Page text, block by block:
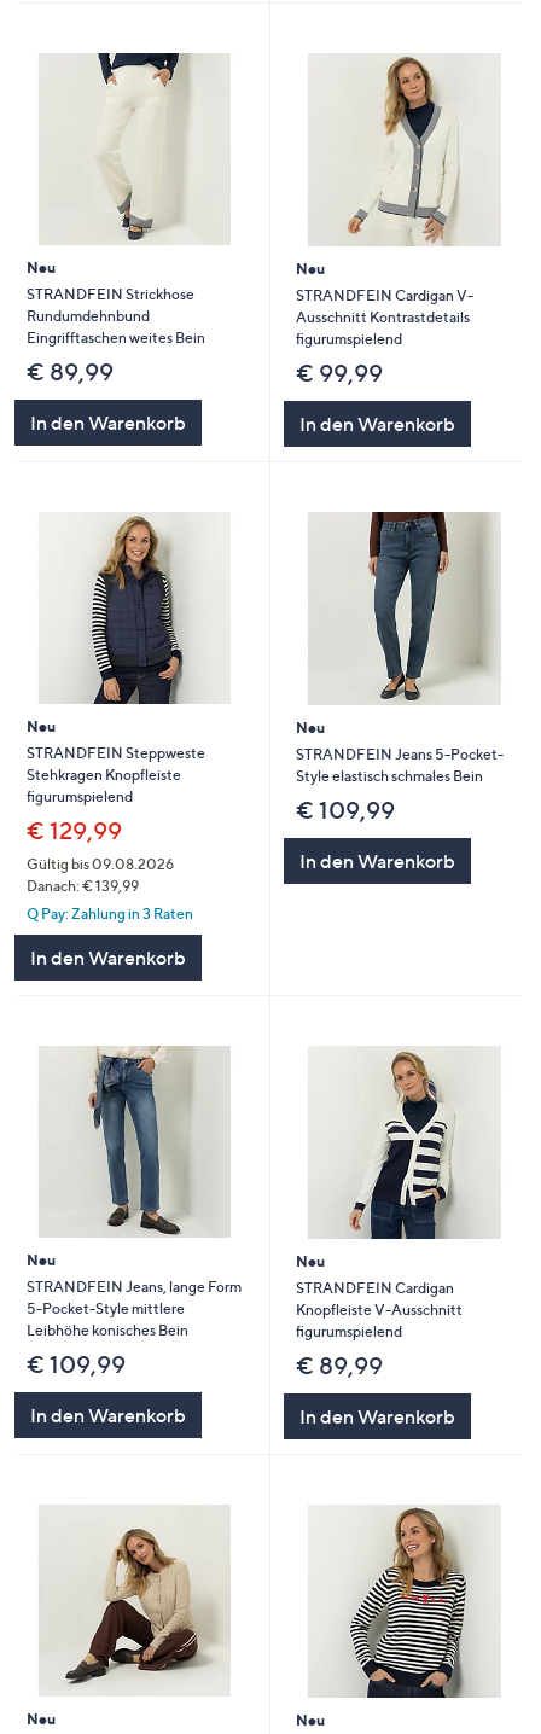
Neu
STRANDFEIN Strickhose
Rundumdehnbund
Eingrifftaschen weites Bein
€ 89,99
In den Warenkorb
Neu
STRANDFEIN Cardigan V-
Ausschnitt Kontrastdetails
figurumspielend
€ 99,99
In den Warenkorb
Neu
STRANDFEIN Steppweste
Stehkragen Knopfleiste
figurumspielend
€ 129,99
Gültig bis 09.08.2026
Danach: € 139,99
Q Pay: Zahlung in 3 Raten
In den Warenkorb
Neu
STRANDFEIN Jeans 5-Pocket-
Style elastisch schmales Bein
€ 109,99
In den Warenkorb
Neu
STRANDFEIN Jeans, lange Form
5-Pocket-Style mittlere
Leibhöhe konisches Bein
€ 109,99
In den Warenkorb
Neu
STRANDFEIN Cardigan
Knopfleiste V-Ausschnitt
figurumspielend
€ 89,99
In den Warenkorb
Neu
Neu